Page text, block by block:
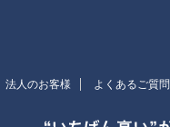
法人のお客様 よくあるご質問